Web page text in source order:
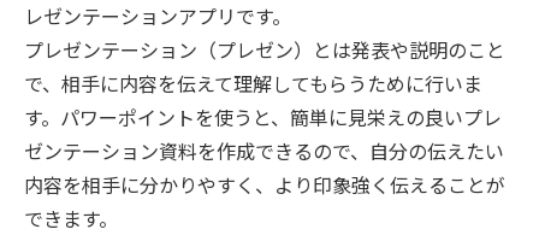
レゼンテーションアプリです。
プレゼンテーション（プレゼン）とは発表や説明のこと
で、相手に内容を伝えて理解してもらうために行いま
す。パワーポイントを使うと、簡単に見栄えの良いプレ
ゼンテーション資料を作成できるので、自分の伝えたい
内容を相手に分かりやすく、より印象強く伝えることが
できます。